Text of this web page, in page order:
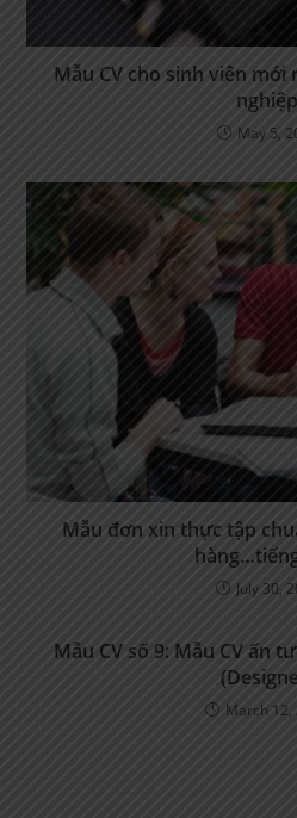
Mẫu CV cho sinh viên
nghiệp
May 5,
Mẫu đơn xin thực tập
July 30,
Mẫu CV số 9: Mẫu CV ấn
March 12,